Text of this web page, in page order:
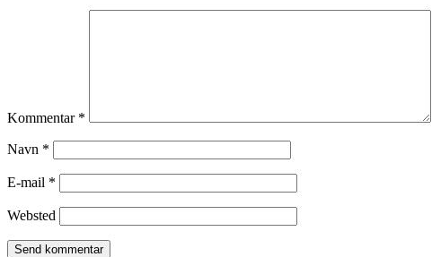
Kommentar *
Navn *
E-mail *
Websted